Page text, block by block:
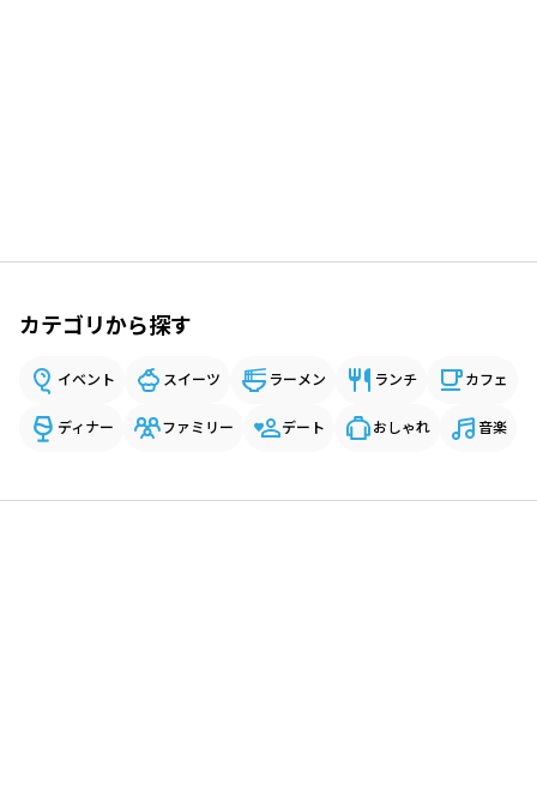
カテゴリから探す
イベント スイーツ ラーメン ランチ カフェ
ディナー ファミリー デート おしゃれ 音楽